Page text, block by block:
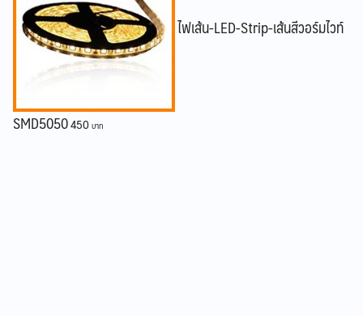
ไฟเส้น-LED-Strip-เส้นสีวอร์มไวท์
SMD5050450